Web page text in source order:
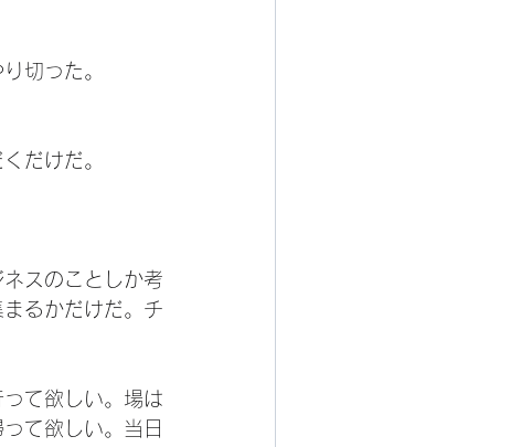
切った。
だけだ。
スのことしか考
るかだけだ。チ
て欲しい。場は
て欲しい。当日